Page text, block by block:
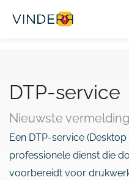
DTP-service
Nieuwste
Een DTP-service
professionele dienst die
voorbereidt voor